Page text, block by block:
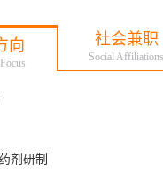
向 社会兼职
Social Affiliations
剂研制